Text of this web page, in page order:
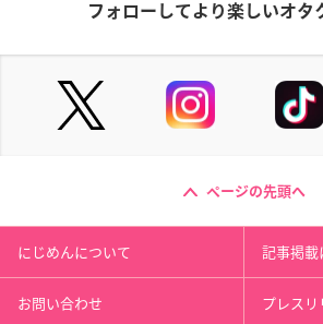
フォローしてより楽しいオタ
ページの先頭へ
にじめんについて 記事掲載
お問い合わせ プレス